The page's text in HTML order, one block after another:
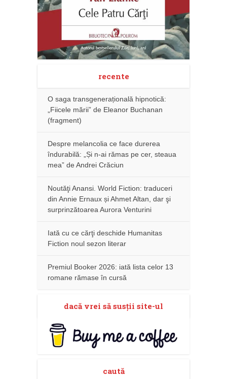
recente
O saga transgenerațională hipnotică:
„Fiicele mării” de Eleanor Buchanan
(fragment)
Despre melancolia ce face durerea
îndurabilă: „Și n-ai rămas pe cer, steaua
mea” de Andrei Crăciun
Noutăţi Anansi. World Fiction: traduceri
din Annie Ernaux și Ahmet Altan, dar şi
surprinzătoarea Aurora Venturini
Iată cu ce cărţi deschide Humanitas
Fiction noul sezon literar
Premiul Booker 2026: iată lista celor 13
romane rămase în cursă
dacă vrei să susţii site-ul
caută